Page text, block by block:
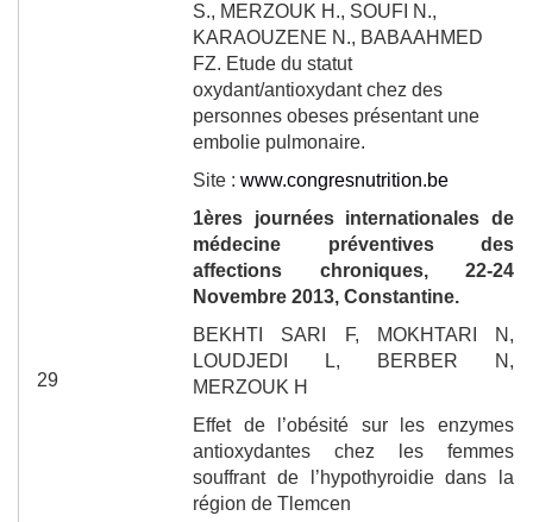
S., MERZOUK H., SOUFI N.,
KARAOUZENE N., BABAAHMED
FZ. Etude du statut
oxydant/antioxydant chez des
personnes obeses présentant une
embolie pulmonaire.
Site : www.congresnutrition.be
29
1ères journées internationales de
médecine préventives des
affections chroniques, 22-24
Novembre 2013, Constantine.
BEKHTI SARI F, MOKHTARI N,
LOUDJEDI L, BERBER N,
MERZOUK H
Effet de l’obésité sur les enzymes
antioxydantes chez les femmes
souffrant de l’hypothyroidie dans la
région de Tlemcen